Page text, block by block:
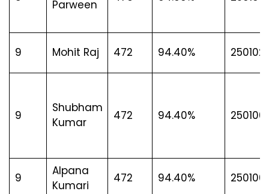
Parween
9 Mohit Raj 472 94.40%
9
Shubham
Kumar
472 94.40%
9
Alpana
Kumari
472 94.40%